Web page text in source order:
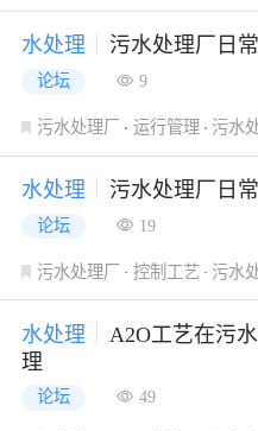
水处理 污水处理厂日
论坛 9
污水处理厂 运行管理 污水
水处理 污水处理厂日
论坛 19
污水处理厂 控制工艺 污水
水处理
A2O工艺在污
理
论坛 49